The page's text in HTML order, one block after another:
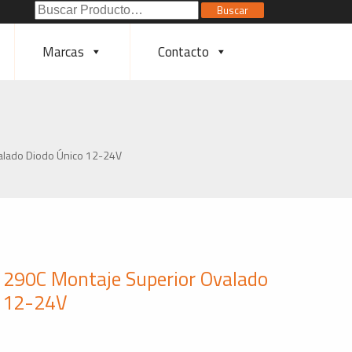
Buscar
Poducto:
Buscar
Marcas Contacto
Diodo Único 12-24V
Montaje Superior Ovalado
24V